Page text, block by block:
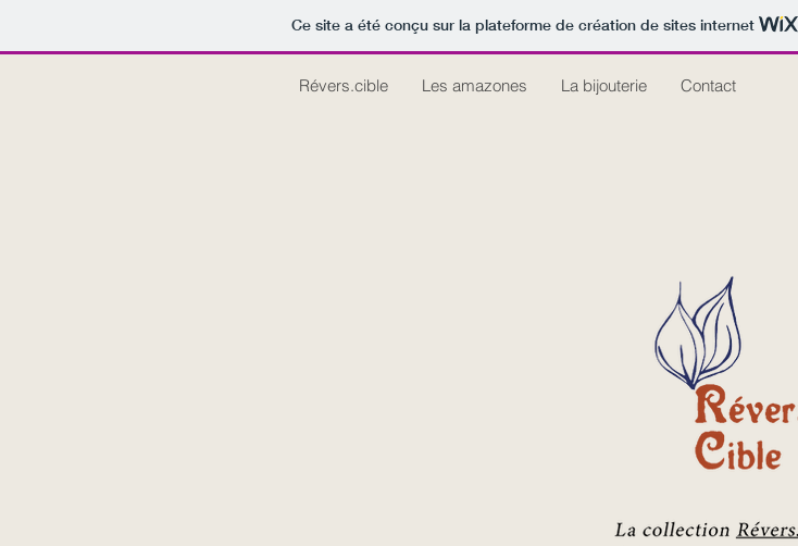
Ce site a été conçu sur la plateforme de création de sites internet
Révers.cible Les amazones La bijouterie Contact